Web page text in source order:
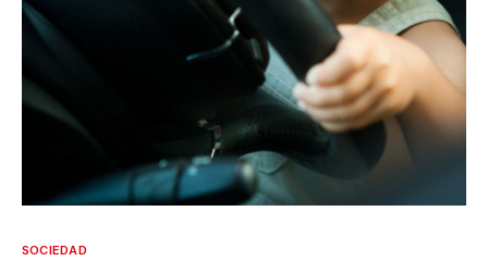
SOCIEDAD